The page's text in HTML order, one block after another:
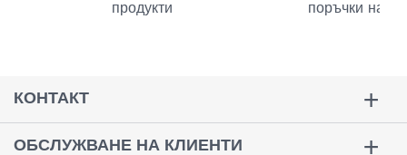
продукти
поръчки над
КОНТАКТ
ОБСЛУЖВАНЕ НА КЛИЕНТИ